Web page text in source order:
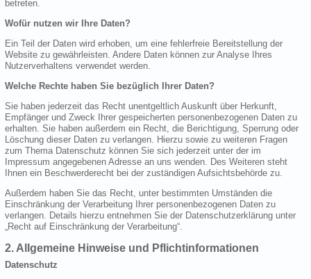
betreten.
Wofür nutzen wir Ihre Daten?
Ein Teil der Daten wird erhoben, um eine fehlerfreie Bereitstellung der
Website zu gewährleisten. Andere Daten können zur Analyse Ihres
Nutzerverhaltens verwendet werden.
Welche Rechte haben Sie bezüglich Ihrer Daten?
Sie haben jederzeit das Recht unentgeltlich Auskunft über Herkunft,
Empfänger und Zweck Ihrer gespeicherten personenbezogenen Daten zu
erhalten. Sie haben außerdem ein Recht, die Berichtigung, Sperrung oder
Löschung dieser Daten zu verlangen. Hierzu sowie zu weiteren Fragen
zum Thema Datenschutz können Sie sich jederzeit unter der im
Impressum angegebenen Adresse an uns wenden. Des Weiteren steht
Ihnen ein Beschwerderecht bei der zuständigen Aufsichtsbehörde zu.
Außerdem haben Sie das Recht, unter bestimmten Umständen die
Einschränkung der Verarbeitung Ihrer personenbezogenen Daten zu
verlangen. Details hierzu entnehmen Sie der Datenschutzerklärung unter
„Recht auf Einschränkung der Verarbeitung“.
2. Allgemeine Hinweise und Pflichtinformationen
Datenschutz